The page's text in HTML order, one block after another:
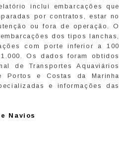
inclui embarcações que
por contratos, estar no
ou fora de operação. O
dos tipos lanchas,
com porte inferior a 100
Os dados foram obtidos
de Transportes Aquaviários
Portos e Costas da Marinha
e informações das
Navios